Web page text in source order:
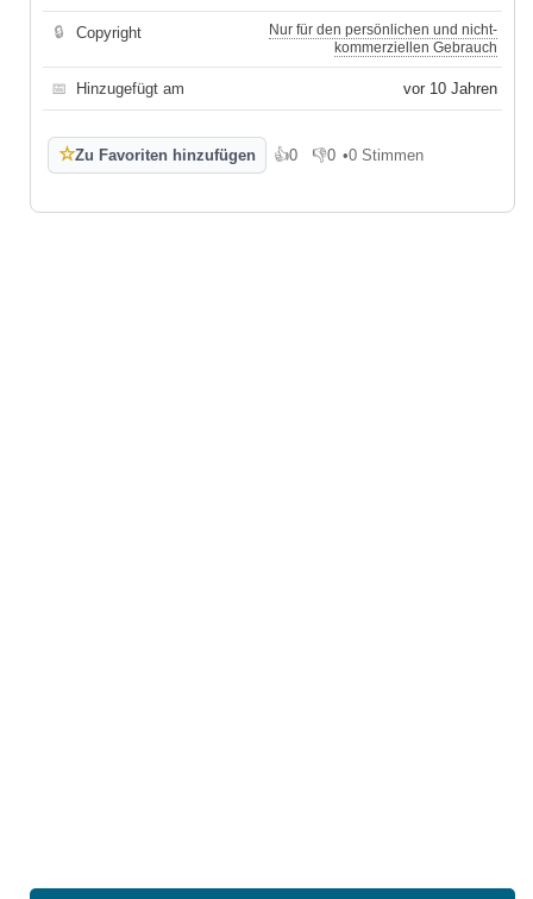
🔒 Copyright
Nur für den persönlichen und nicht-
kommerziellen Gebrauch
📅 Hinzugefügt am vor 10 Jahren
☆Zu Favoriten hinzufügen 👍0
Gefällt mir
👎0
Gefällt mir nicht
•0 Stimmen